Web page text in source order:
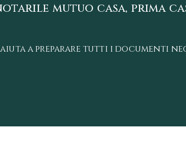
mutuo casa, prima
a preparare tutti i documenti